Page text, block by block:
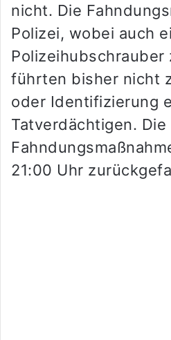
nicht. Die
Polizei, wobei auch
Polizeihubschrauber
führten bisher nicht
oder Identifizierung
Tatverdächtigen. Die
21:00 Uhr